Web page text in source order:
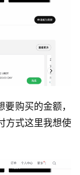
购买的金额，
方式这里我想使